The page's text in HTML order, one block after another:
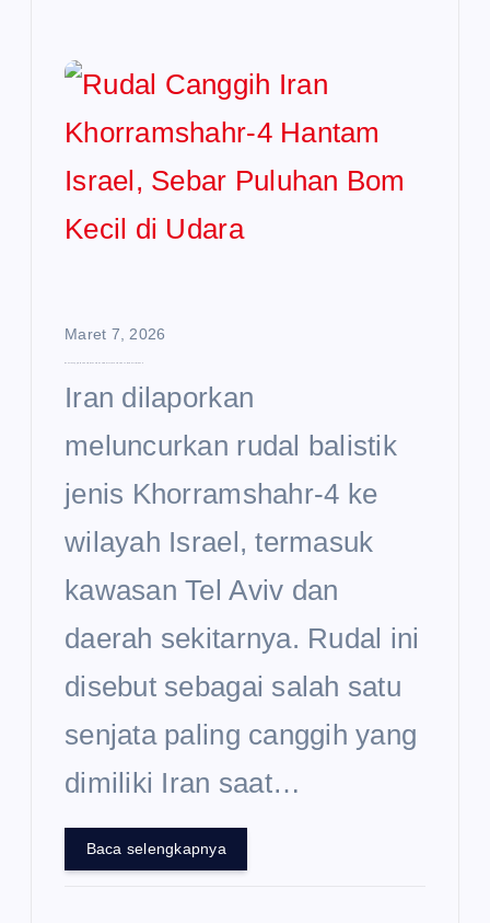
Maret 7, 2026
Iran dilaporkan
meluncurkan rudal balistik
jenis Khorramshahr-4 ke
wilayah Israel, termasuk
kawasan Tel Aviv dan
daerah sekitarnya. Rudal ini
disebut sebagai salah satu
senjata paling canggih yang
dimiliki Iran saat…
Baca selengkapnya